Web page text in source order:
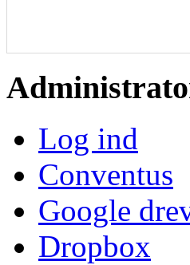
Log ind
Conventus
Google
Dropbox